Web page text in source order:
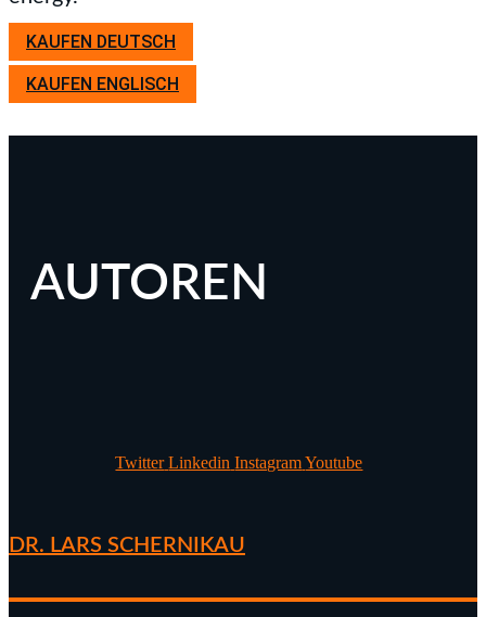
KAUFEN DEUTSCH
KAUFEN ENGLISCH
AUTOREN
Twitter Linkedin Instagram Youtube
DR. LARS SCHERNIKAU